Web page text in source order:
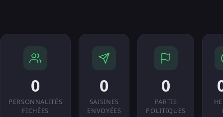
0
PERSONNALITÉS
FICHÉES
0
SAISINES
ENVOYÉES
0
PARTIS
POLITIQUES